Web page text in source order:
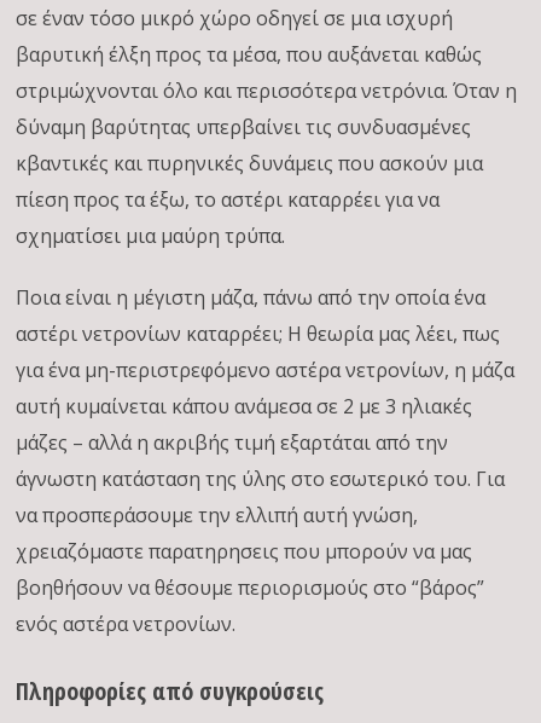
σε έναν τόσο μικρό χώρο οδηγεί σε μια ισχυρή
βαρυτική έλξη προς τα μέσα, που αυξάνεται καθώς
στριμώχνονται όλο και περισσότερα νετρόνια. Όταν η
δύναμη βαρύτητας υπερβαίνει τις συνδυασμένες
κβαντικές και πυρηνικές δυνάμεις που ασκούν μια
πίεση προς τα έξω, το αστέρι καταρρέει για να
σχηματίσει μια μαύρη τρύπα.
Ποια είναι η μέγιστη μάζα, πάνω από την οποία ένα
αστέρι νετρονίων καταρρέει; Η θεωρία μας λέει, πως
για ένα μη-περιστρεφόμενο αστέρα νετρονίων, η μάζα
αυτή κυμαίνεται κάπου ανάμεσα σε 2 με 3 ηλιακές
μάζες – αλλά η ακριβής τιμή εξαρτάται από την
άγνωστη κατάσταση της ύλης στο εσωτερικό του. Για
να προσπεράσουμε την ελλιπή αυτή γνώση,
χρειαζόμαστε παρατηρησεις που μπορούν να μας
βοηθήσουν να θέσουμε περιορισμούς στο “βάρος”
ενός αστέρα νετρονίων.
Πληροφορίες από συγκρούσεις